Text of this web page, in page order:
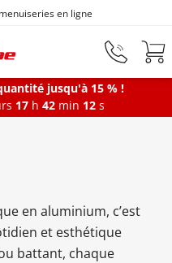
principalen ligne
jusqu'à 15 % !
17 h 42 min 11 s
en aluminium, c’est
et esthétique
battant, chaque